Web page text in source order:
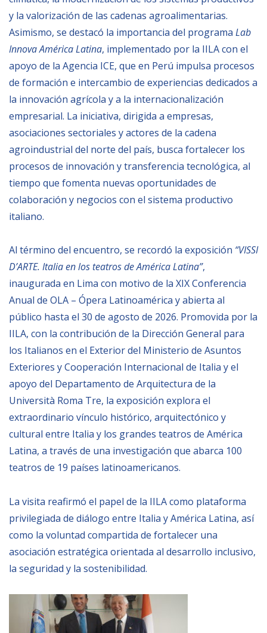
NEWSLETTER
y la valorización de las cadenas agroalimentarias.
Asimismo, se destacó la importancia del programa Lab
Innova América Latina, implementado por la IILA con el
apoyo de la Agencia ICE, que en Perú impulsa procesos
de formación e intercambio de experiencias dedicados a
la innovación agrícola y a la internacionalización
empresarial. La iniciativa, dirigida a empresas,
asociaciones sectoriales y actores de la cadena
agroindustrial del norte del país, busca fortalecer los
procesos de innovación y transferencia tecnológica, al
tiempo que fomenta nuevas oportunidades de
colaboración y negocios con el sistema productivo
italiano.
Al término del encuentro, se recordó la exposición “VISSI
D’ARTE. Italia en los teatros de América Latina”,
inaugurada en Lima con motivo de la XIX Conferencia
Anual de OLA – Ópera Latinoamérica y abierta al
público hasta el 30 de agosto de 2026. Promovida por la
IILA, con la contribución de la Dirección General para
los Italianos en el Exterior del Ministerio de Asuntos
Exteriores y Cooperación Internacional de Italia y el
apoyo del Departamento de Arquitectura de la
Università Roma Tre, la exposición explora el
extraordinario vínculo histórico, arquitectónico y
cultural entre Italia y los grandes teatros de América
Latina, a través de una investigación que abarca 100
teatros de 19 países latinoamericanos.
La visita reafirmó el papel de la IILA como plataforma
privilegiada de diálogo entre Italia y América Latina, así
como la voluntad compartida de fortalecer una
asociación estratégica orientada al desarrollo inclusivo,
la seguridad y la sostenibilidad.